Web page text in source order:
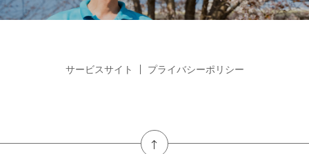
サービスサイト プライバシーポリシー